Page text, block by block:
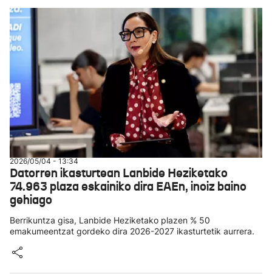
2026/05/04 - 13:34
Datorren ikasturtean Lanbide Heziketako
74.963 plaza eskainiko dira EAEn, inoiz baino
gehiago
Berrikuntza gisa, Lanbide Heziketako plazen % 50
emakumeentzat gordeko dira 2026-2027 ikasturtetik aurrera.